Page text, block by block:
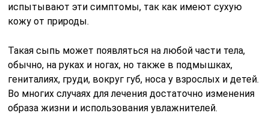
испытывают эти симптомы, так как имеют сухую
кожу от природы.
Такая сыпь может появляться на любой части тела,
обычно, на руках и ногах, но также в подмышках,
гениталиях, груди, вокруг губ, носа у взрослых и детей.
Во многих случаях для лечения достаточно изменения
образа жизни и использования увлажнителей.